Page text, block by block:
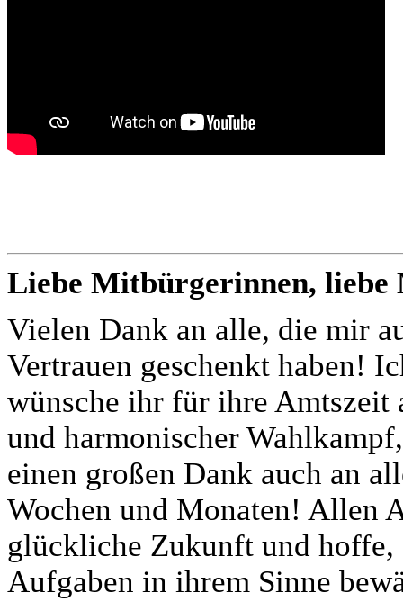
Liebe Mitbürgerinnen,
Vielen Dank an alle, die mir
Vertrauen geschenkt haben!
wünsche ihr für ihre Amtszeit
und harmonischer
einen großen Dank auch an
Wochen und Monaten! Allen
glückliche Zukunft und hoffe,
Aufgaben in ihrem Sinne